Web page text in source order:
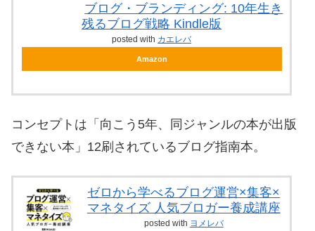
ブログ・ブランディング: 10年生き
残るブログ戦略 Kindle版
posted with カエレバ
Amazon
コンセプトは「向こう5年、同ジャンルの本が出版
できない本」12刷されているブログ指南本。
ゼロから学べるブログ運営×集客×
マネタイズ 人気ブロガー養成講座
posted with ヨメレバ